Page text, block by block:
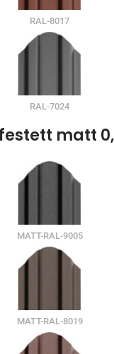
RAL-8017
RAL-7024
matt
MATT-RAL-9005
MATT-RAL-8019